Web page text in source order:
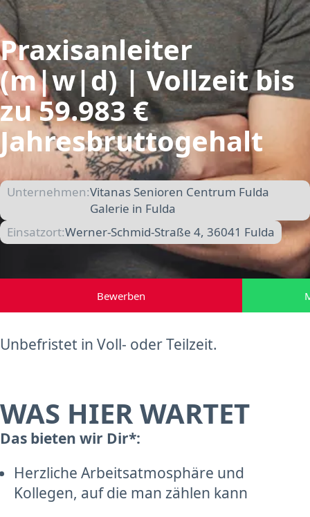
Praxisanleiter
(m|w|d) | Vollzeit bis
zu 59.983 €
Jahresbruttogehalt
Unternehmen:Vitanas Senioren Centrum Fulda
Galerie in Fulda
Einsatzort:Werner-Schmid-Straße 4, 36041 Fulda
Bewerben
Unbefristet in Voll- oder Teilzeit.
WAS HIER WARTET
Das bieten wir Dir*:
Herzliche Arbeitsatmosphäre und
Kollegen, auf die man zählen kann